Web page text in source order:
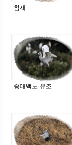
참새
중대백노-유조